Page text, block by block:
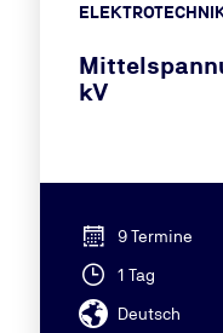
kV
9 Termine
1 Tag
Deutsch